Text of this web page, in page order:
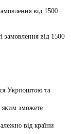
від 1500
від 1500
Укрпоштою та
яким зможете
від країни